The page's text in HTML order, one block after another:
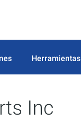
Herramientas
Inc